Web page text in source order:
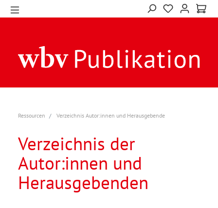
Ressourcen Verzeichnis Autor:innen und Herausgebende
Verzeichnis der
Autor:innen und
Herausgebenden